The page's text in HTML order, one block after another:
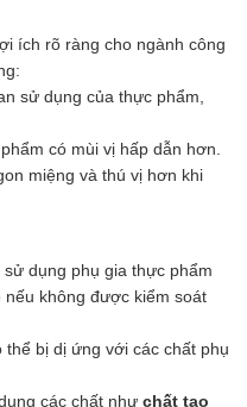
ích rõ ràng cho ngành công
sử dụng của thực phẩm,
có mùi vị hấp dẫn hơn.
miệng và thú vị hơn khi
dụng phụ gia thực phẩm
không được kiểm soát
thể bị dị ứng với các chất phụ
các chất như chất tạo